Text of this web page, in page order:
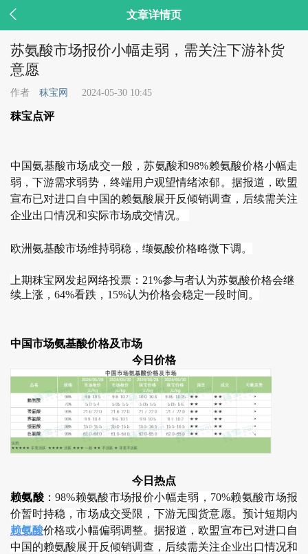
 文章详情页
苏氨酸市场报价小幅走弱，需关注下游补货
意愿
作者 秣宝网 2024-05-30 10:45
秣宝点评
中国氨基酸市场成交一般，苏氨酸和98%赖氨酸价格小幅走
弱，下游需求弱势，终端用户观望情绪浓郁。据报道，欧盟
宣布已对进口自中国的赖氨酸展开反倾销调查，后续需关注
企业出口情况和实际市场成交情况。
欧洲氨基酸市场维持弱稳，缬氨酸价格略微下调。
上期秣宝网发起网络投票：21%参与者认为苏氨酸价格会继
续上涨，64%看跌，15%认为价格会稳定一段时间。
中国市场氨基酸价格及市场
今日价格
今日热点
赖氨酸 ：98%赖氨酸市场报价小幅走弱，70%赖氨酸市场报
价暂时持稳，市场成交受限，下游无囤货意愿。预计短期内
赖氨酸价格或小幅偏弱调整。据报道，欧盟宣布已对进口自
中国的赖氨酸展开反倾销调查，后续需关注企业出口情况和